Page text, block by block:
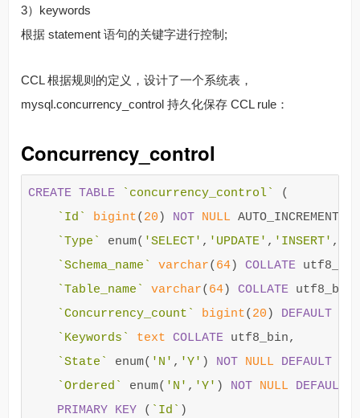
3）keywords
根据 statement 语句的关键字进行控制;
CCL 根据规则的定义，设计了一个系统表，
mysql.concurrency_control 持久化保存 CCL rule：
Concurrency_control
CREATE TABLE `concurrency_control`
(
`Id`
bigint( 20 ) NOT NULL AUTO_INCREMENT
`Type`
enum( 'SELECT' , 'UPDATE' , 'INSERT' ,
`Schema_name`
varchar( 64) COLLATE
utf8_bin
`Table_name`
varchar( 64) COLLATE
utf8_bin
`Concurrency_count`
bigint( 20 ) DEFAULT
`Keywords`
text COLLATE utf8_bin,
`State`
enum( 'N' , 'Y' ) NOT NULL DEFAULT
`Ordered`
enum( 'N' , 'Y' ) NOT NULL DEFAULT
PRIMARY
KEY ( `Id` )